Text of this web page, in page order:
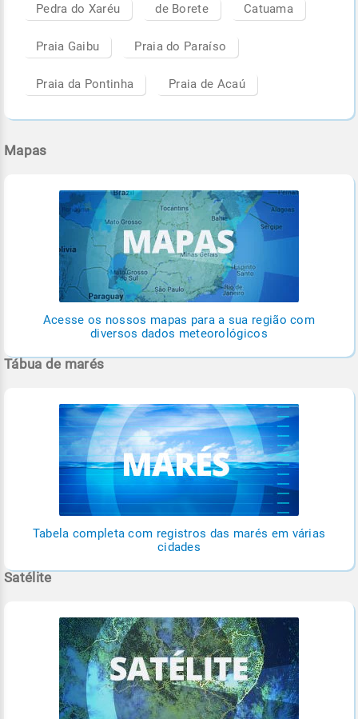
Pedra do Xaréu de Borete Catuama
Praia Gaibu Praia do Paraíso
Praia da Pontinha Praia de Acaú
Mapas
Acesse os nossos mapas para a sua região com
diversos dados meteorológicos
Tábua de marés
Tabela completa com registros das marés em várias
cidades
Satélite